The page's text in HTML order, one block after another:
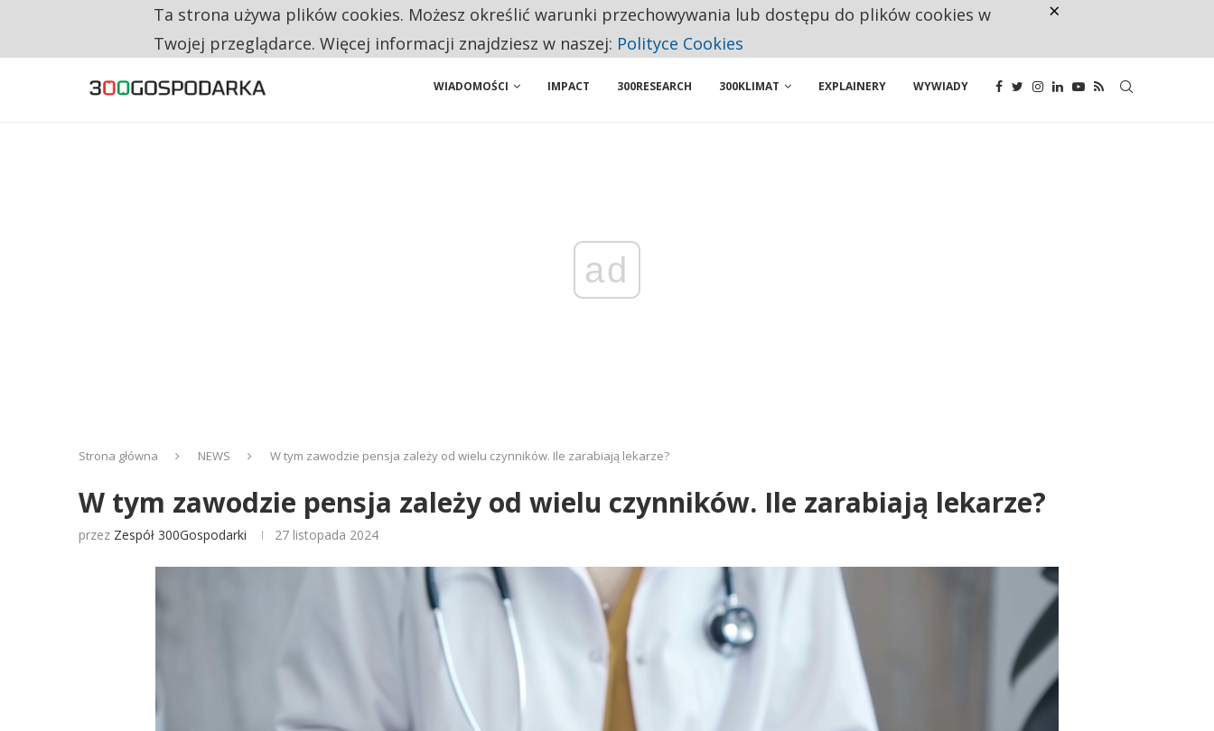
CO TRZECIĄ ZŁOTÓWKĘ Z EMERYTURY SENIORZY PRZEZNACZAJĄ NA PODSTAWOWE ZAKUPY
WIADOMOŚCI IMPACT 300RESEARCH 300KLIMAT EXPLAINERY WYWIADY
ad
Strona główna NEWS W tym zawodzie pensja zależy od wielu czynników. Ile zarabiają lekarze?
W tym zawodzie pensja zależy od wielu czynników. Ile zarabiają lekarze?
przez Zespół 300Gospodarki 27 listopada 2024
Ta strona używa plików cookies. Możesz określić warunki przechowywania lub dostępu do plików cookies w
Twojej przeglądarce. Więcej informacji znajdziesz w naszej: Polityce Cookies
×